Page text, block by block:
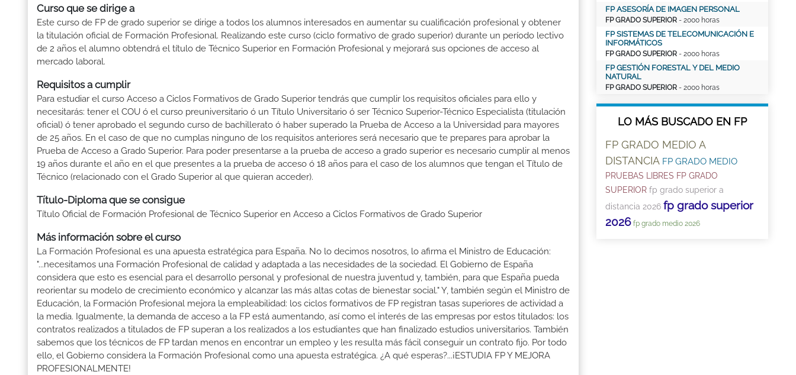
Curso que se dirige a
Este curso de FP de grado superior se dirige a todos los alumnos interesados en aumentar su cualificación profesional y obtener
la titulación oficial de Formación Profesional. Realizando este curso (ciclo formativo de grado superior) durante un período lectivo
de 2 años el alumno obtendrá el título de Técnico Superior en Formación Profesional y mejorará sus opciones de acceso al
mercado laboral.
Requisitos a cumplir
Para estudiar el curso Acceso a Ciclos Formativos de Grado Superior tendrás que cumplir los requisitos oficiales para ello y
necesitarás: tener el COU ó el curso preuniversitario ó un Título Universitario ó ser Técnico Superior-Técnico Especialista (titulación
oficial) ó tener aprobado el segundo curso de bachillerato ó haber superado la Prueba de Acceso a la Universidad para mayores
de 25 años. En el caso de que no cumplas ninguno de los requisitos anteriores será necesario que te prepares para aprobar la
Prueba de Acceso a Grado Superior. Para poder presentarse a la prueba de acceso a grado superior es necesario cumplir al menos
19 años durante el año en el que presentes a la prueba de acceso ó 18 años para el caso de los alumnos que tengan el Título de
Técnico (relacionado con el Grado Superior al que quieran acceder).
Título-Diploma que se consigue
Título Oficial de Formación Profesional de Técnico Superior en Acceso a Ciclos Formativos de Grado Superior
Más información sobre el curso
La Formación Profesional es una apuesta estratégica para España. No lo decimos nosotros, lo afirma el Ministro de Educación:
"...necesitamos una Formación Profesional de calidad y adaptada a las necesidades de la sociedad. El Gobierno de España
considera que esto es esencial para el desarrollo personal y profesional de nuestra juventud y, también, para que España pueda
reorientar su modelo de crecimiento económico y alcanzar las más altas cotas de bienestar social." Y, también según el Ministro de
Educación, la Formación Profesional mejora la empleabilidad: los ciclos formativos de FP registran tasas superiores de actividad a
la media. Igualmente, la demanda de acceso a la FP está aumentando, así como el interés de las empresas por estos titulados: los
contratos realizados a titulados de FP superan a los realizados a los estudiantes que han finalizado estudios universitarios. También
sabemos que los técnicos de FP tardan menos en encontrar un empleo y les resulta más fácil conseguir un contrato fijo. Por todo
ello, el Gobierno considera la Formación Profesional como una apuesta estratégica. ¿A qué esperas?...¡ESTUDIA FP Y MEJORA
PROFESIONALMENTE!
FP ASESORÍA DE IMAGEN PERSONAL
FP GRADO SUPERIOR - 2000 horas
FP SISTEMAS DE TELECOMUNICACIÓN E
INFORMÁTICOS
FP GRADO SUPERIOR - 2000 horas
FP GESTIÓN FORESTAL Y DEL MEDIO
NATURAL
FP GRADO SUPERIOR - 2000 horas
LO MÁS BUSCADO EN FP
FP GRADO MEDIO A
DISTANCIA FP GRADO MEDIO
PRUEBAS LIBRES FP GRADO
SUPERIOR fp grado superior a
distancia 2026 fp grado superior
2026 fp grado medio 2026